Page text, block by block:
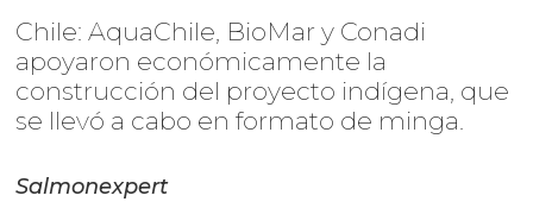
Chile: AquaChile, BioMar y Conadi
apoyaron económicamente la
construcción del proyecto indígena, que
se llevó a cabo en formato de minga.
Salmonexpert